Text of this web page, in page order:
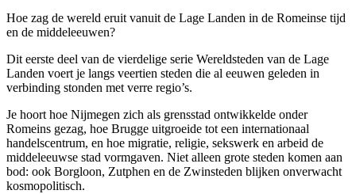
Hoe zag de wereld eruit vanuit de Lage Landen in de Romeinse tijd
en de middeleeuwen?
Dit eerste deel van de vierdelige serie Wereldsteden van de Lage
Landen voert je langs veertien steden die al eeuwen geleden in
verbinding stonden met verre regio’s.
Je hoort hoe Nijmegen zich als grensstad ontwikkelde onder
Romeins gezag, hoe Brugge uitgroeide tot een internationaal
handelscentrum, en hoe migratie, religie, sekswerk en arbeid de
middeleeuwse stad vormgaven. Niet alleen grote steden komen aan
bod: ook Borgloon, Zutphen en de Zwinsteden blijken onverwacht
kosmopolitisch.